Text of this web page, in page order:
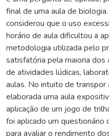
final de uma aula de
considerou que o uso
horário de aula dificultou a
metodologia utilizada pelo
satisfatória pela maioria dos
de atividades lúdicas,
aulas. No intuito de
elaborada uma aula
aplicação de um jogo de
foi aplicado um
para avaliar o rendimento